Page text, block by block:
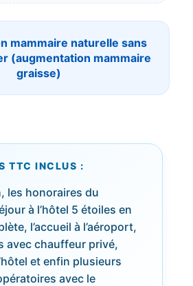
mammaire naturelle sans
(augmentation mammaire
graisse)
TTC INCLUS :
les honoraires du
à l’hôtel 5 étoiles en
l’accueil à l’aéroport,
avec chauffeur privé,
et enfin plusieurs
avec le